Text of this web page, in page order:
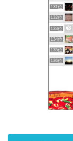
131位
132位
133位
134位
135位
136位